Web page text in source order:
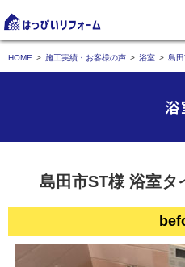
HOME 施工実績・お客様の声 浴室 島
浴
島田市ST様 浴室タ